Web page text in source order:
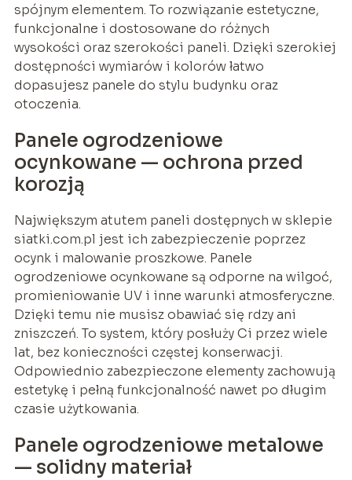
spójnym elementem. To rozwiązanie estetyczne,
funkcjonalne i dostosowane do różnych
wysokości oraz szerokości paneli. Dzięki szerokiej
dostępności wymiarów i kolorów łatwo
dopasujesz panele do stylu budynku oraz
otoczenia.
Panele ogrodzeniowe
ocynkowane — ochrona przed
korozją
Największym atutem paneli dostępnych w sklepie
siatki.com.pl jest ich zabezpieczenie poprzez
ocynk i malowanie proszkowe. Panele
ogrodzeniowe ocynkowane są odporne na wilgoć,
promieniowanie UV i inne warunki atmosferyczne.
Dzięki temu nie musisz obawiać się rdzy ani
zniszczeń. To system, który posłuży Ci przez wiele
lat, bez konieczności częstej konserwacji.
Odpowiednio zabezpieczone elementy zachowują
estetykę i pełną funkcjonalność nawet po długim
czasie użytkowania.
Panele ogrodzeniowe metalowe
— solidny materiał